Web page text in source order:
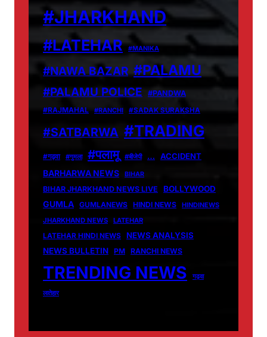
#JHARKHAND
#LATEHAR #MANIKA
#NAWA BAZAR #PALAMU
#PALAMU POLICE
#PANDWA
#RAJMAHAL
#RANCHI #SADAK SURAKSHA
#SATBARWA #TRADING
#गढ़वा #गुमला #पलामू #बीजेपी … ACCIDENT
BARHARWA NEWS BIHAR
BIHAR JHARKHAND NEWS LIVE BOLLYWOOD
GUMLA GUMLANEWS HINDI NEWS
HINDINEWS
JHARKHAND NEWS
LATEHAR
LATEHAR HINDI NEWS
NEWS ANALYSIS
NEWS BULLETIN PM RANCHI NEWS
TRENDING NEWS
गढ़वा
लातेहार